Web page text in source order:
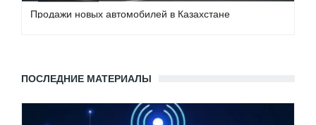
Продажи новых автомобилей в Казахстане
ПОСЛЕДНИЕ МАТЕРИАЛЫ